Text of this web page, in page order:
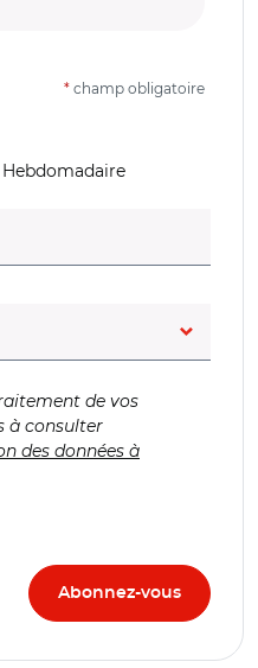
* champ obligatoire
Hebdomadaire
obligatoire)
de vos
à consulter
des données à